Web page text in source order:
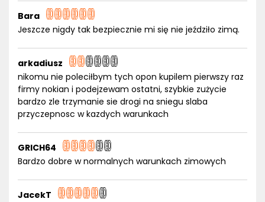
Bara
Jeszcze nigdy tak bezpiecznie mi się nie jeździło zimą.
arkadiusz
nikomu nie poleciłbym tych opon kupilem pierwszy raz
firmy nokian i podejzewam ostatni, szybkie zużycie
bardzo zle trzymanie sie drogi na sniegu slaba
przyczepnosc w kazdych warunkach
GRICH64
Bardzo dobre w normalnych warunkach zimowych
JacekT